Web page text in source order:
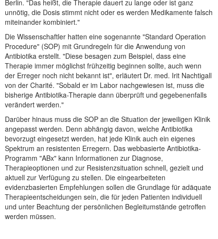
Berlin. "Das heißt, die Therapie dauert zu lange oder ist ganz
unnötig, die Dosis stimmt nicht oder es werden Medikamente falsch
miteinander kombiniert."
Die Wissenschaftler hatten eine sogenannte "Standard Operation
Procedure" (SOP) mit Grundregeln für die Anwendung von
Antibiotika erstellt. "Diese besagen zum Beispiel, dass eine
Therapie immer möglichst frühzeitig beginnen sollte, auch wenn
der Erreger noch nicht bekannt ist", erläutert Dr. med. Irit Nachtigall
von der Charité. "Sobald er im Labor nachgewiesen ist, muss die
bisherige Antibiotika-Therapie dann überprüft und gegebenenfalls
verändert werden."
Darüber hinaus muss die SOP an die Situation der jeweiligen Klinik
angepasst werden. Denn abhängig davon, welche Antibiotika
bevorzugt eingesetzt werden, hat jede Klinik auch ein eigenes
Spektrum an resistenten Erregern. Das webbasierte Antibiotika-
Programm "ABx" kann Informationen zur Diagnose,
Therapieoptionen und zur Resistenzsituation schnell, gezielt und
aktuell zur Verfügung zu stellen. Die eingearbeiteten
evidenzbasierten Empfehlungen sollen die Grundlage für adäquate
Therapieentscheidungen sein, die für jeden Patienten individuell
und unter Beachtung der persönlichen Begleitumstände getroffen
werden müssen.